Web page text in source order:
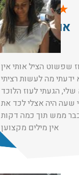
★★★★★
אוסנת רחמים
01/01/2019
שפשוט הציל אותי אין
ידעתי מה לעשות רציתי
הגעתי לעוז הלוכד
שעה היה אצלי לכד את
אין מילים מקצוען